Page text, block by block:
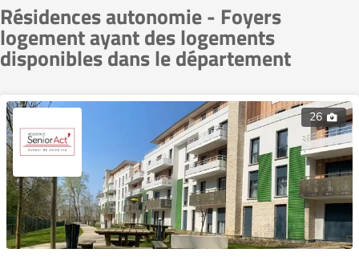
Résidences autonomie - Foyers
logement ayant des logements
disponibles dans le département
26